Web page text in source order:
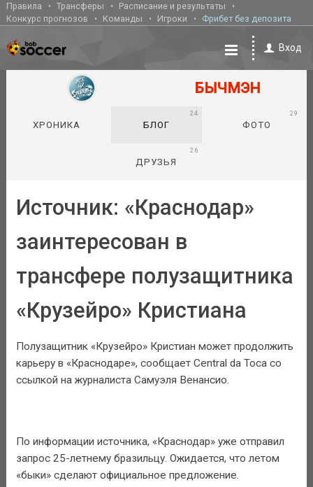
Правила Трансферы
Расписание и результаты
Конкурс прогнозов
Команды Игроки Фрибет без депозита
Вход
БЫЧМЭН
ХРОНИКА БЛОГ
24
ФОТО
29
ДРУЗЬЯ
26
Источник: «Краснодар»
заинтересован в
трансфере полузащитника
«Крузейро» Кристиана
Полузащитник «Крузейро» Кристиан может продолжить
карьеру в «Краснодаре», сообщает Central da Toca со
ссылкой на журналиста Самуэля Венансио.
По информации источника, «Краснодар» уже отправил
запрос 25-летнему бразильцу. Ожидается, что летом
«быки» сделают официальное предложение.